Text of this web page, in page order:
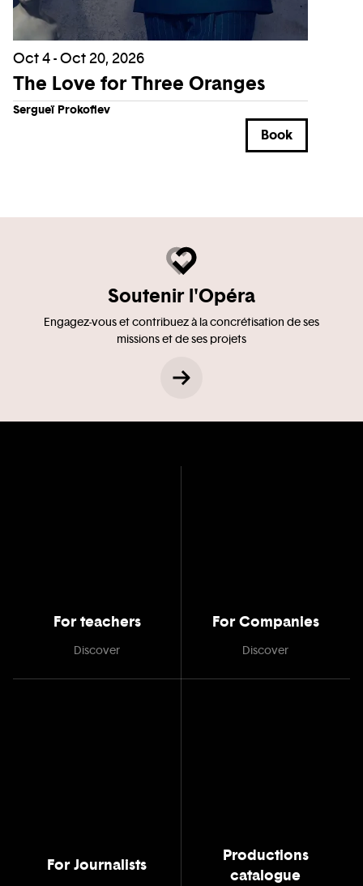
Oct 4 - Oct 20, 2026
The Love for Three Oranges
Sergueï Prokofiev
Book
Soutenir l'Opéra
Engagez-vous et contribuez à la concrétisation de ses
missions et de ses projets
For teachers
Discover
For Companies
Discover
For Journalists
Productions
catalogue